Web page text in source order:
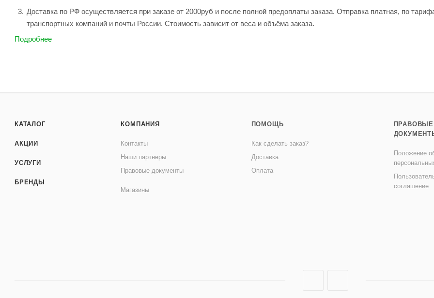
Доставка по РФ осуществляется при заказе от 2000руб и после полной предоплаты заказа. Отправка платная, по
транспортных компаний и почты России. Стоимость зависит от веса и объёма заказа.
Подробнее
КАТАЛОГ
АКЦИИ
УСЛУГИ
БРЕНДЫ
КОМПАНИЯ
Контакты
Наши партнеры
Правовые документы
Магазины
ПОМОЩЬ
Как сделать заказ?
Доставка
Оплата
ПРАВОВЫЕ
Положение
соглашение